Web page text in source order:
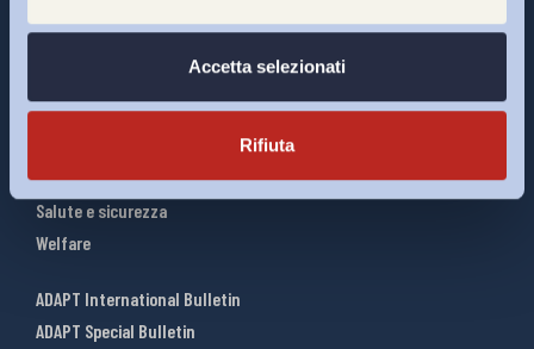
Accetta selezionati
Rifiuta
Riforme del lavoro
Relazioni industriali
Salute e sicurezza
Welfare
ADAPT International Bulletin
ADAPT Special Bulletin